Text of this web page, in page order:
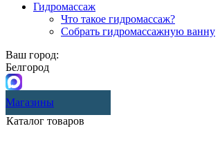
Гидромассаж
Что такое гидромассаж?
Собрать гидромассажную ванну
Ваш город:
Белгород
Магазины
Каталог товаров